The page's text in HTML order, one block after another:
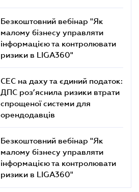
Безкоштовний вебінар "Як
малому бізнесу управляти
інформацією та контролювати
ризики в LIGA360"
СЕС на даху та єдиний податок:
ДПС роз’яснила ризики втрати
спрощеної системи для
орендодавців
Безкоштовний вебінар "Як
малому бізнесу управляти
інформацією та контролювати
ризики в LIGA360"